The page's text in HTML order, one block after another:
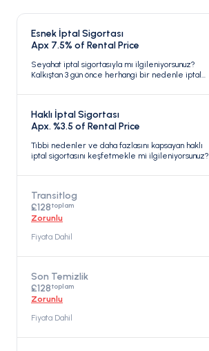
Esnek İptal Sigortası
Apx 7.5% of Rental Price
Seyahat iptal sigortasıyla mı ilgileniyorsunuz?
Kalkıştan 3 gün önce herhangi bir nedenle iptal
Haklı İptal Sigortası
Apx. %3.5 of Rental Price
Tıbbi nedenler ve daha fazlasını kapsayan haklı
iptal sigortasını keşfetmekle mi ilgileniyorsunuz?
Transitlog
£128toplam
Zorunlu
Fiyata Dahil
Son Temizlik
£128toplam
Zorunlu
Fiyata Dahil